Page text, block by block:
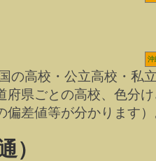
沖
の高校・公立高校・私
府県ごとの高校、色分
偏差値等が分かります
）